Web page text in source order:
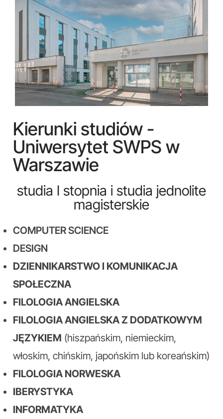
Kierunki studiów -
Uniwersytet SWPS w
Warszawie
studia I stopnia i studia jednolite
magisterskie
COMPUTER SCIENCE
DESIGN
DZIENNIKARSTWO I KOMUNIKACJA
SPOŁECZNA
FILOLOGIA ANGIELSKA
FILOLOGIA ANGIELSKA Z DODATKOWYM
JĘZYKIEM (hiszpańskim, niemieckim,
włoskim, chińskim, japońskim lub koreańskim)
FILOLOGIA NORWESKA
IBERYSTYKA
INFORMATYKA